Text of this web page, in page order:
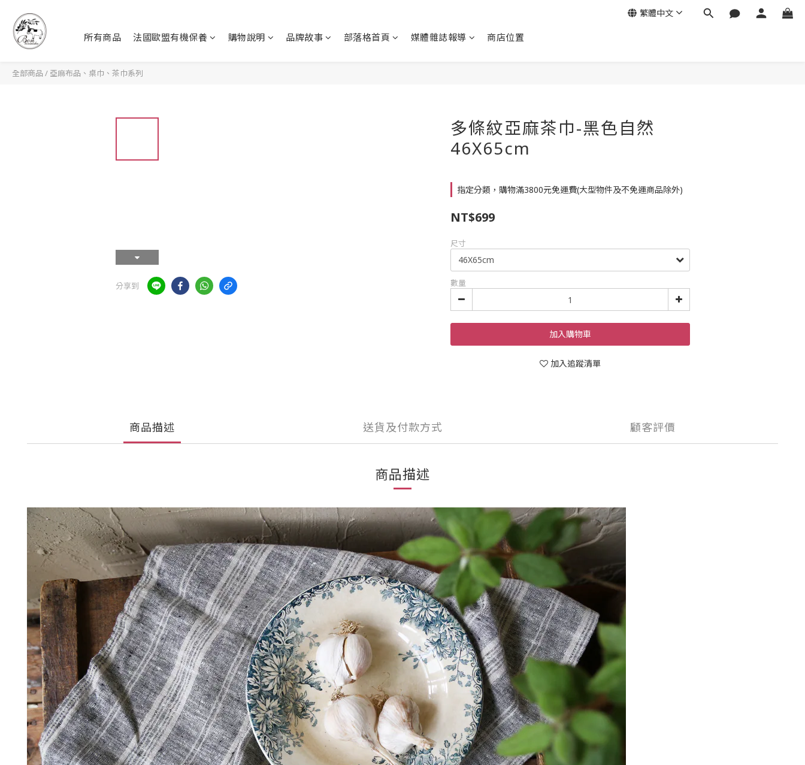
所有商品 法國歐盟有機保養 購物說明 品牌故事 部落格首頁 媒體雜誌報導 商店位置
繁體中文
全部商品 / 亞麻布品、桌巾、茶巾系列
分享到
多條紋亞麻茶巾-黑色自然
46X65cm
指定分類，購物滿3800元免運費(大型物件及不免運商品除外)
NT$699
尺寸
數量
加入購物車
加入追蹤清單
商品描述 送貨及付款方式 顧客評價
商品描述